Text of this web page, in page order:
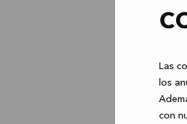
Las
los
con